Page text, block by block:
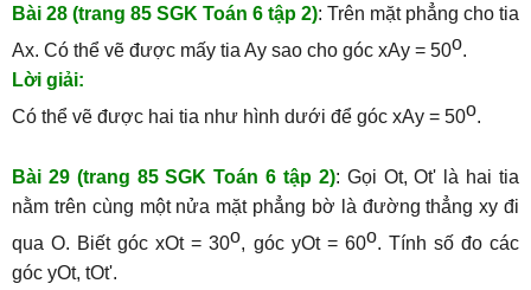
Bài 28 (trang 85 SGK Toán 6 tập 2): Trên mặt phẳng cho tia
Ax. Có thể vẽ được mấy tia Ay sao cho góc xAy = 50o.
Lời giải:
Có thể vẽ được hai tia như hình dưới để góc xAy = 50o.
Bài 29 (trang 85 SGK Toán 6 tập 2): Gọi Ot, Ot' là hai tia
nằm trên cùng một nửa mặt phẳng bờ là đường thẳng xy đi
qua O. Biết góc xOt = 30o, góc yOt = 60o. Tính số đo các
góc yOt, tOt'.